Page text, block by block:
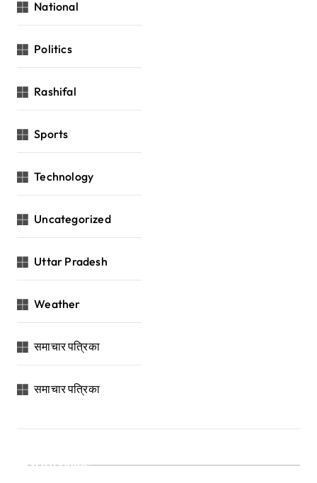
National
Politics
Rashifal
Sports
Technology
Uncategorized
Uttar Pradesh
Weather
समाचार पत्रिका
समाचार पत्रिका
Archives